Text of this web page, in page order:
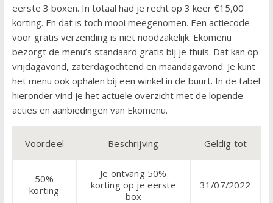
eerste 3 boxen. In totaal had je recht op 3 keer €15,00
korting. En dat is toch mooi meegenomen. Een actiecode
voor gratis verzending is niet noodzakelijk. Ekomenu
bezorgt de menu’s standaard gratis bij je thuis. Dat kan op
vrijdagavond, zaterdagochtend en maandagavond. Je kunt
het menu ook ophalen bij een winkel in de buurt. In de tabel
hieronder vind je het actuele overzicht met de lopende
acties en aanbiedingen van Ekomenu.
Voordeel Beschrijving Geldig tot
50%
korting
Je ontvang 50%
korting op je eerste
box
31/07/2022